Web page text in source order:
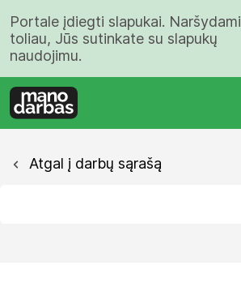
Portale įdiegti slapukai. Naršydami
toliau, Jūs sutinkate su slapukų
naudojimu.
Atgal į darbų sąrašą